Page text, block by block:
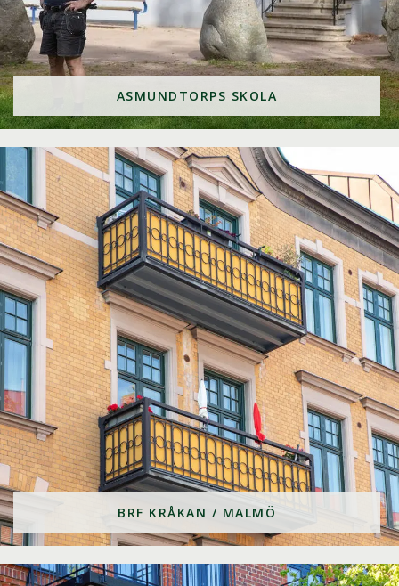
ASMUNDTORPS SKOLA
BRF KRÅKAN / MALMÖ